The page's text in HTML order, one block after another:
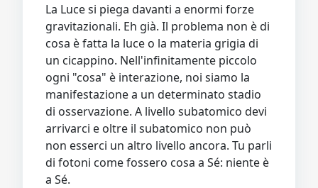
La Luce si piega davanti a enormi forze
gravitazionali. Eh già. Il problema non è di
cosa è fatta la luce o la materia grigia di
un cicappino. Nell'infinitamente piccolo
ogni "cosa" è interazione, noi siamo la
manifestazione a un determinato stadio
di osservazione. A livello subatomico devi
arrivarci e oltre il subatomico non può
non esserci un altro livello ancora. Tu parli
di fotoni come fossero cosa a Sé: niente è
a Sé.